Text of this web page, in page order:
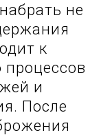
не
к
и
После